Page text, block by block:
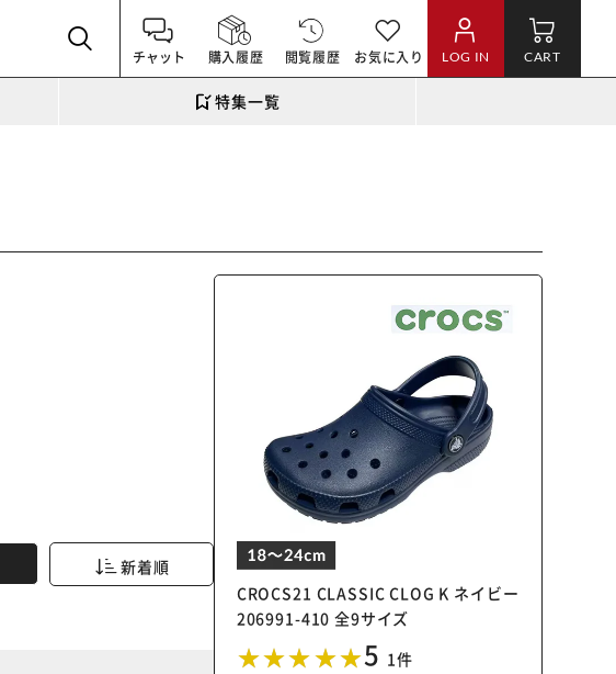
チャット 購入履歴 閲覧履歴 お気に入り LOG IN CART
特集一覧
CROCS21 CLASSIC CLOG K ネイビー
206991-410 全9サイズ
5 1件
新着順